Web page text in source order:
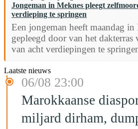
Jongeman in Meknes pleegt
verdieping te springen
Een jongeman heeft maandag
gepleegd door van het dakterras
van acht verdiepingen te
Laatste nieuws
06/08 23:00
Marokkaanse
miljard dirham,